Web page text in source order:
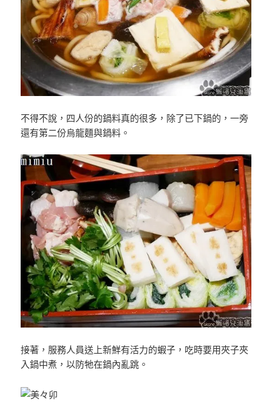
不得不說，四人份的鍋料真的很多，除了已下鍋的，一旁
還有第二份烏龍麵與鍋料。
接著，服務人員送上新鮮有活力的蝦子，吃時要用夾子夾
入鍋中煮，以防牠在鍋內亂跳。